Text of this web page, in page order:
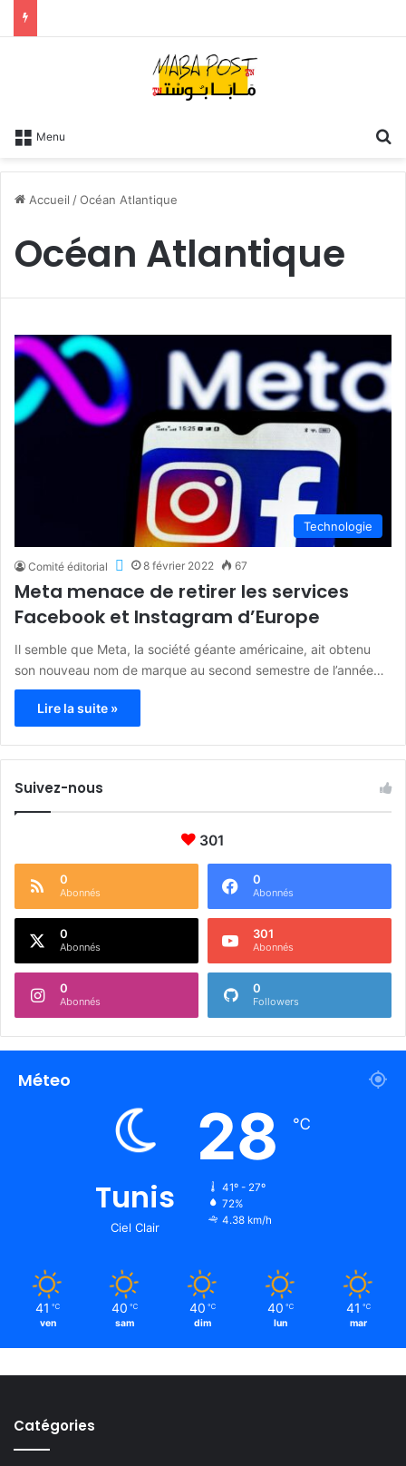
Menu
Accueil /Océan Atlantique
Océan Atlantique
Technologie
Comité éditorial 8 février 2022 67
Meta menace de retirer les services
Facebook et Instagram d’Europe
Il semble que Meta, la société géante américaine, ait obtenu
son nouveau nom de marque au second semestre de l’année…
Lire la suite »
Suivez-nous
301
0
Abonnés
0
Abonnés
0
Abonnés
301
Abonnés
0
Abonnés
0
Followers
Méteo
Tunis
Ciel Clair
28 ℃
41º - 27º
72%
4.38 km/h
41 ℃
ven
40 ℃
sam
40 ℃
dim
40 ℃
lun
41 ℃
mar
Catégories